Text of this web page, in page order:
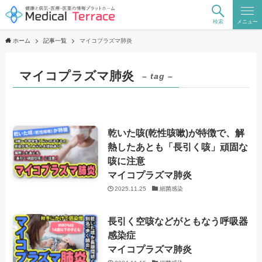
検索 メニュー
ホーム 記事一覧 マイコプラズマ肺炎
マイコプラズマ肺炎 – tag –
乾いた咳(乾性咳嗽)が特徴で、解
熱したあとも「長引く咳」頑固な
咳に注意
マイコプラズマ肺炎
2025.11.25 細菌感染
長引く空咳などがともなう呼吸器
感染症
マイコプラズマ肺炎